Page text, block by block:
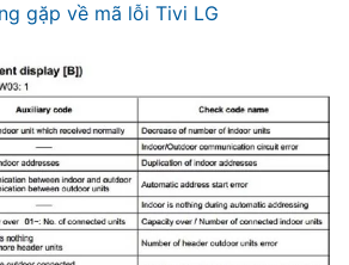
gặp về mã lỗi Tivi LG